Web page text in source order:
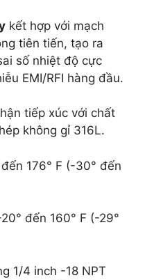
kết hợp với mạch
tiên tiến, tạo ra
số nhiệt độ cực
EMI/RFI hàng đầu.
tiếp xúc với chất
không gỉ 316L.
176° F (-30° đến
đến 160° F (-29°
1/4 inch -18 NPT